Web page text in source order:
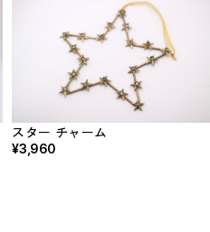
スター チャーム
¥3,960